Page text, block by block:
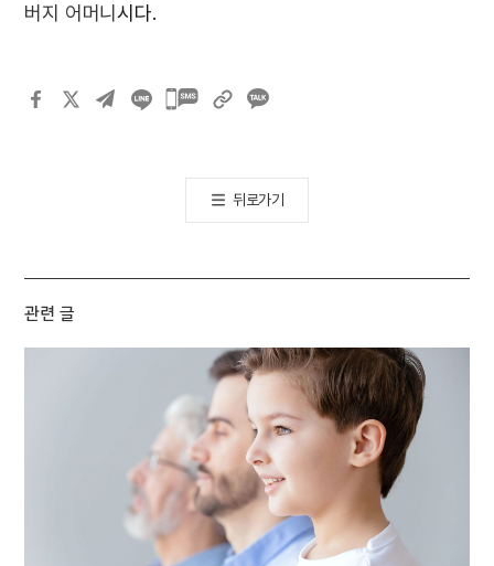
버지 어머니시다.
카카오톡
뒤로가기
관련 글